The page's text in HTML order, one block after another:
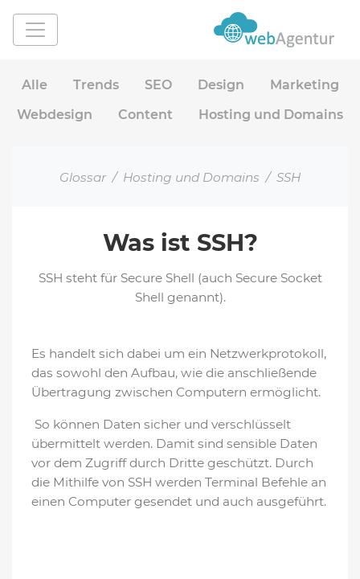
Alle Trends SEO Design
Marketing
Webdesign
Content Hosting und Domains
Glossar Hosting und Domains SSH
Was ist SSH?
SSH steht für Secure Shell (auch Secure Socket
Shell genannt).
Es handelt sich dabei um ein Netzwerkprotokoll,
das sowohl den Aufbau, wie die anschließende
Übertragung zwischen Computern ermöglicht.
So können Daten sicher und verschlüsselt
übermittelt werden. Damit sind sensible Daten
vor dem Zugriff durch Dritte geschützt. Durch
die Mithilfe von SSH werden Terminal Befehle an
einen Computer gesendet und auch ausgeführt.